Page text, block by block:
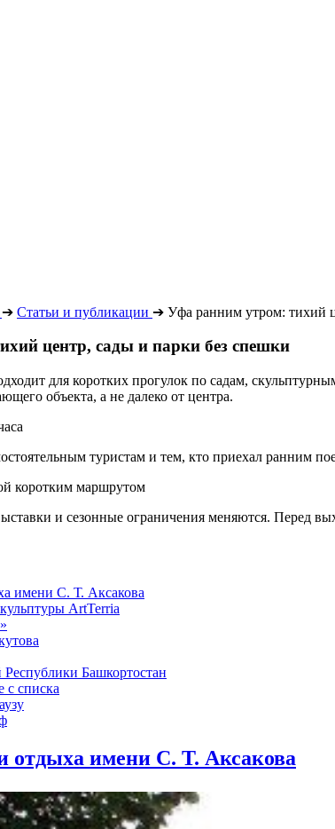
➔ Статьи и публикации ➔ Уфа ранним утром: тихий
центр, сады и парки без спешки
для коротких прогулок по садам,
объекта, а не далеко от центра.
туристам и тем, кто приехал ранним
коротким маршрутом
и сезонные ограничения меняются. Перед
имени С. Т. Аксакова
ArtTerria
Башкортостан
с списка
отдыха имени С. Т. Аксакова